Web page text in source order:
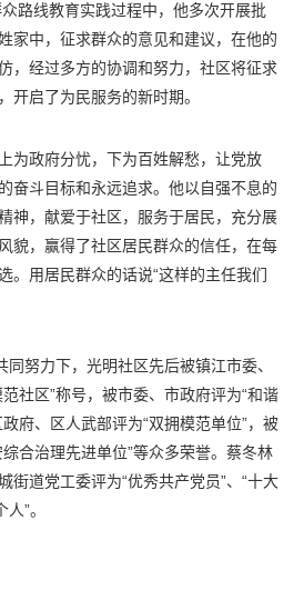
路线教育实践过程中，他多次开展批
家中，征求群众的意见和建议，在他的
，经过多方的协调和努力，社区将征求
开启了为民服务的新时期。
为政府分忧，下为百姓解愁，让党放
奋斗目标和永远追求。他以自强不息的
神，献爱于社区，服务于居民，充分展
貌，赢得了社区居民群众的信任，在每
。用居民群众的话说“这样的主任我们
同努力下，光明社区先后被镇江市委、
社区”称号，被市委、市政府评为“和谐
府、区人武部评为“双拥模范单位”，被
合治理先进单位”等众多荣誉。蔡冬林
街道党工委评为“优秀共产党员”、“十大
”。